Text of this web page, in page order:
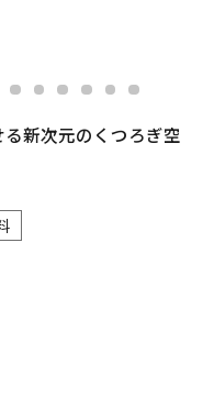
る新次元のくつろぎ空